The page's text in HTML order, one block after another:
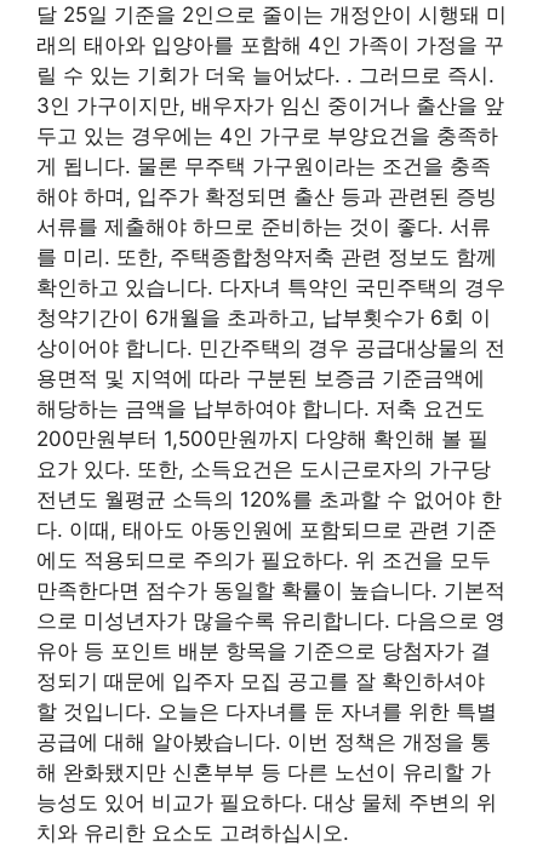
달 25일 기준을 2인으로 줄이는 개정안이 시행돼 미
래의 태아와 입양아를 포함해 4인 가족이 가정을 꾸
릴 수 있는 기회가 더욱 늘어났다. . 그러므로 즉시.
3인 가구이지만, 배우자가 임신 중이거나 출산을 앞
두고 있는 경우에는 4인 가구로 부양요건을 충족하
게 됩니다. 물론 무주택 가구원이라는 조건을 충족
해야 하며, 입주가 확정되면 출산 등과 관련된 증빙
서류를 제출해야 하므로 준비하는 것이 좋다. 서류
를 미리. 또한, 주택종합청약저축 관련 정보도 함께
확인하고 있습니다. 다자녀 특약인 국민주택의 경우
청약기간이 6개월을 초과하고, 납부횟수가 6회 이
상이어야 합니다. 민간주택의 경우 공급대상물의 전
용면적 및 지역에 따라 구분된 보증금 기준금액에
해당하는 금액을 납부하여야 합니다. 저축 요건도
200만원부터 1,500만원까지 다양해 확인해 볼 필
요가 있다. 또한, 소득요건은 도시근로자의 가구당
전년도 월평균 소득의 120%를 초과할 수 없어야 한
다. 이때, 태아도 아동인원에 포함되므로 관련 기준
에도 적용되므로 주의가 필요하다. 위 조건을 모두
만족한다면 점수가 동일할 확률이 높습니다. 기본적
으로 미성년자가 많을수록 유리합니다. 다음으로 영
유아 등 포인트 배분 항목을 기준으로 당첨자가 결
정되기 때문에 입주자 모집 공고를 잘 확인하셔야
할 것입니다. 오늘은 다자녀를 둔 자녀를 위한 특별
공급에 대해 알아봤습니다. 이번 정책은 개정을 통
해 완화됐지만 신혼부부 등 다른 노선이 유리할 가
능성도 있어 비교가 필요하다. 대상 물체 주변의 위
치와 유리한 요소도 고려하십시오.